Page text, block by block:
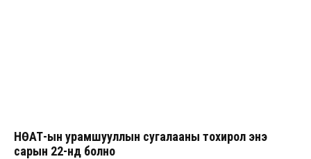
НӨАТ-ын урамшууллын сугалааны тохирол энэ
сарын 22-нд болно